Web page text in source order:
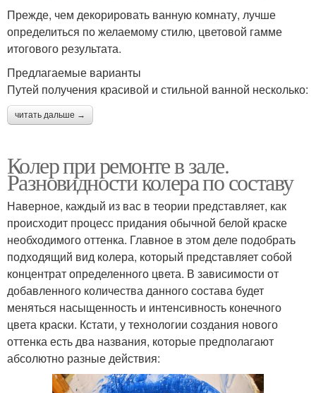
Прежде, чем декорировать ванную комнату, лучше
определиться по желаемому стилю, цветовой гамме
итогового результата.
Предлагаемые варианты
Путей получения красивой и стильной ванной несколько:
читать дальше →
Колер при ремонте в зале.
Разновидности колера по составу
Наверное, каждый из вас в теории представляет, как
происходит процесс придания обычной белой краске
необходимого оттенка. Главное в этом деле подобрать
подходящий вид колера, который представляет собой
концентрат определенного цвета. В зависимости от
добавленного количества данного состава будет
меняться насыщенность и интенсивность конечного
цвета краски. Кстати, у технологии создания нового
оттенка есть два названия, которые предполагают
абсолютно разные действия: